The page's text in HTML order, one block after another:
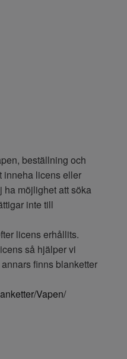
beställning och
inneha licens eller
ha möjlighet att söka
inte till
licens erhållits.
så hjälper vi
finns blanketter
Vapen/